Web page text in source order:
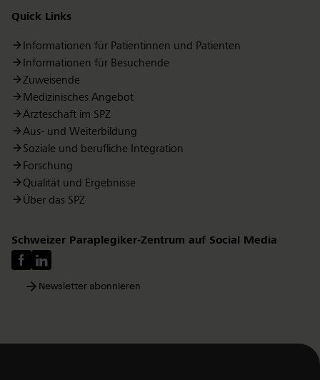
Quick Links
Informationen für Patientinnen und Patienten
Informationen für Besuchende
Zuweisende
Medizinisches Angebot
Ärzteschaft im SPZ
Aus- und Weiterbildung
Soziale und berufliche Integration
Forschung
Qualität und Ergebnisse
Über das SPZ
Schweizer Paraplegiker-Zentrum auf Social Media
Newsletter abonnieren